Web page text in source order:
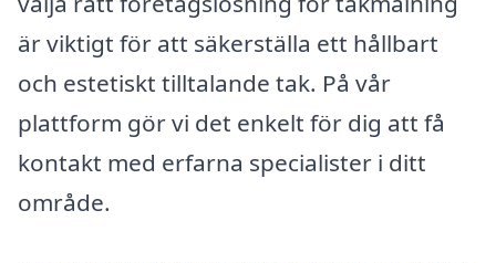
är viktigt för att säkerställa ett hållbart
och estetiskt tilltalande tak. På vår
plattform gör vi det enkelt för dig att få
kontakt med erfarna specialister i ditt
område.